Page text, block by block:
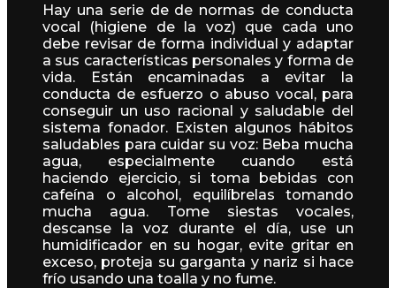
Hay una serie de de normas de conducta
vocal (higiene de la voz) que cada uno
debe revisar de forma individual y adaptar
a sus características personales y forma de
vida. Están encaminadas a evitar la
conducta de esfuerzo o abuso vocal, para
conseguir un uso racional y saludable del
sistema fonador. Existen algunos hábitos
saludables para cuidar su voz: Beba mucha
agua, especialmente cuando está
haciendo ejercicio, si toma bebidas con
cafeína o alcohol, equilíbrelas tomando
mucha agua. Tome siestas vocales,
descanse la voz durante el día, use un
humidificador en su hogar, evite gritar en
exceso, proteja su garganta y nariz si hace
frío usando una toalla y no fume.